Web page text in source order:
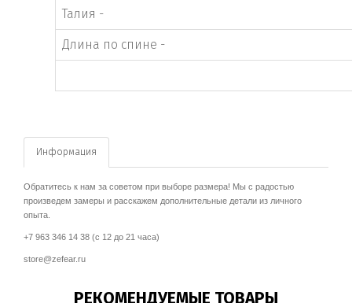
Талия -
Длина по спине -
Информация
Обратитесь к нам за советом при выборе размера! Мы с радостью
произведем замеры и расскажем дополнительные детали из личного
опыта.
+7 963 346 14 38 (с 12 до 21 часа)
store@zefear.ru
РЕКОМЕНДУЕМЫЕ ТОВАРЫ